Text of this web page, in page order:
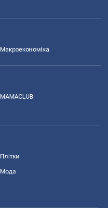
Макроекономіка
MAMACLUB
Плітки
Мода